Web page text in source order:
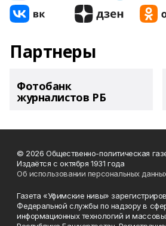
Партнеры
Фотобанк
журналистов РБ
© 2026 Общественно-политическая
Издаётся с октября 1931 года
Об использовании персональных
Газета «Уфимские нивы»
Федеральной службы по надзору в
информационных технологий и